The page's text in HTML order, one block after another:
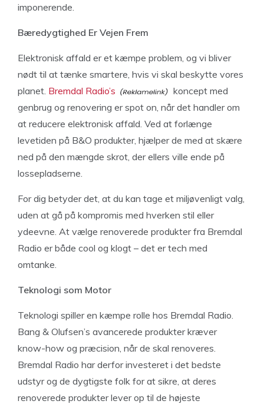
imponerende.
Bæredygtighed Er Vejen Frem
Elektronisk affald er et kæmpe problem, og vi bliver
nødt til at tænke smartere, hvis vi skal beskytte vores
planet. Bremdal Radio’s
koncept med
genbrug og renovering er spot on, når det handler om
at reducere elektronisk affald. Ved at forlænge
levetiden på B&O produkter, hjælper de med at skære
ned på den mængde skrot, der ellers ville ende på
lossepladserne.
For dig betyder det, at du kan tage et miljøvenligt valg,
uden at gå på kompromis med hverken stil eller
ydeevne. At vælge renoverede produkter fra Bremdal
Radio er både cool og klogt – det er tech med
omtanke.
Teknologi som Motor
Teknologi spiller en kæmpe rolle hos Bremdal Radio.
Bang & Olufsen’s avancerede produkter kræver
know-how og præcision, når de skal renoveres.
Bremdal Radio har derfor investeret i det bedste
udstyr og de dygtigste folk for at sikre, at deres
renoverede produkter lever op til de højeste